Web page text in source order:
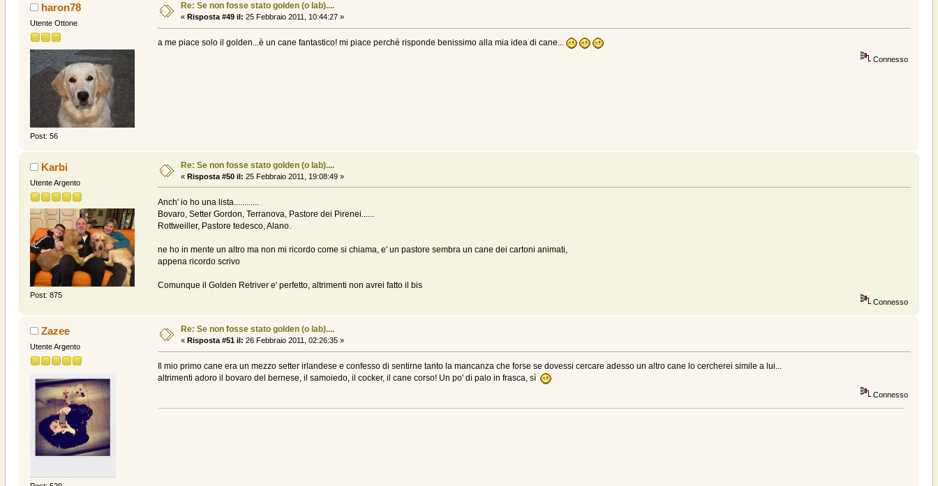
haron78
Utente Ottone
Post: 56
Re: Se non fosse stato golden (o lab)....
« Risposta #49 il: 25 Febbraio 2011, 10:44:27 »
a me piace solo il golden...è un cane fantastico! mi piace perchè risponde benissimo alla mia idea di cane...
Connesso
Karbi
Utente Argento
Post: 875
Re: Se non fosse stato golden (o lab)....
« Risposta #50 il: 25 Febbraio 2011, 19:08:49 »
Anch' io ho una lista............
Bovaro, Setter Gordon, Terranova, Pastore dei Pirenei......
Rottweiller, Pastore tedesco, Alano.
ne ho in mente un altro ma non mi ricordo come si chiama, e' un pastore sembra un cane dei cartoni animati,
appena ricordo scrivo
Comunque il Golden Retriver e' perfetto, altrimenti non avrei fatto il bis
Connesso
Zazee
Utente Argento
Re: Se non fosse stato golden (o lab)....
« Risposta #51 il: 26 Febbraio 2011, 02:26:35 »
Il mio primo cane era un mezzo setter irlandese e confesso di sentirne tanto la mancanza che forse se dovessi cercare adesso un altro cane lo cercherei simile a lui...
altrimenti adoro il bovaro del bernese, il samoiedo, il cocker, il cane corso! Un po' di palo in frasca, sì
Connesso